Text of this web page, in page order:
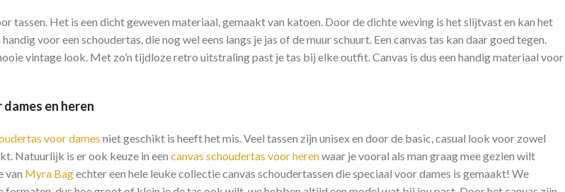
tassen. Het is een dicht geweven materiaal, gemaakt van katoen. Door de dichte weving is het slijtvast en kan het
voor een schoudertas, die nog wel eens langs je jas of de muur schuurt. Een canvas tas kan daar goed tegen.
vintage look. Met zo’n tijdloze retro uitstraling past je tas bij elke outfit. Canvas is dus een handig materiaal voor
en heren
voor dames niet geschikt is heeft het mis. Veel tassen zijn unisex en door de basic, casual look voor zowel
Natuurlijk is er ook keuze in een canvas schoudertas voor herenwaar je vooral als man graag mee gezien wilt
van Myra Bagechter een hele leuke collectie canvas schoudertassen die speciaal voor dames is gemaakt! We